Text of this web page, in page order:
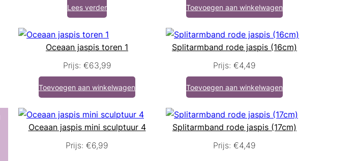
Lees verder Toevoegen aan winkelwagen
Oceaan jaspis toren 1
Prijs: €63,99
Toevoegen aan winkelwagen
Splitarmband rode jaspis (16cm)
Prijs: €4,49
Toevoegen aan winkelwagen
Oceaan jaspis mini sculptuur 4
Prijs: €6,99
Splitarmband rode jaspis (17cm)
Prijs: €4,49